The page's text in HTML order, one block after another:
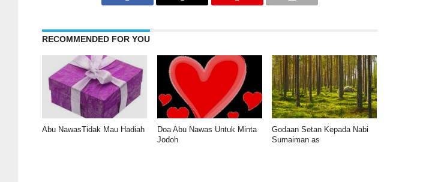
RECOMMENDED FOR YOU
Abu NawasTidak Mau Hadiah
Doa Abu Nawas Untuk Minta
Jodoh
Godaan Setan Kepada Nabi
Sumaiman as